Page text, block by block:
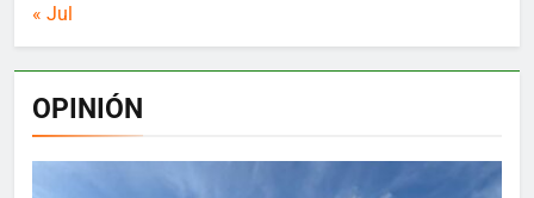
« Jul
OPINIÓN